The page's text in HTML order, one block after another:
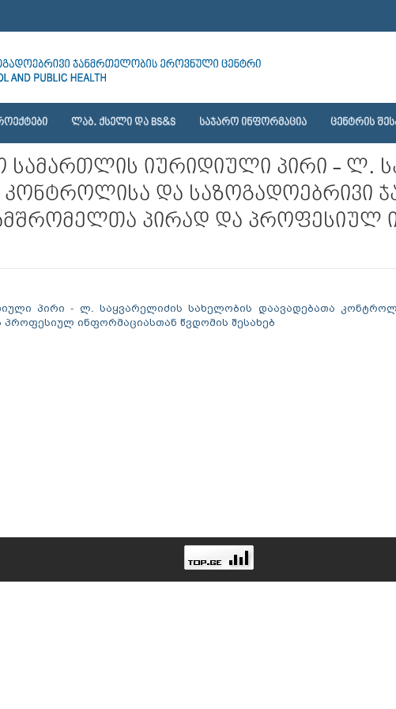
ᲚᲐᲑ. ᲥᲡᲔᲚᲘ ᲓᲐ BS&S ᲡᲐᲯᲐᲠᲝ ᲘᲜᲤᲝᲠᲛᲐᲪᲘᲐ ᲪᲔᲜᲢᲠᲘᲡ
სამართლის იურიდიული პირი - ლ.
კონტროლისა და საზოგადოებრივი
პირად და პროფესიულ
პირი - ლ. საყვარელიძის სახელობის დაავადებათა
ინფორმაციასთან წვდომის შესახებ